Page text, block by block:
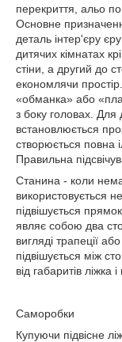
перекриття, альо
Основне
деталь інтер'єру
дитячих кімнатах
стіни, а другий до
економлячи
«обманка» або
з боку головах. Для
встановлюється
створюється повна
Правильна
Станина - коли
використовується
підвішується
являє собою два
вигляді трапеції
підвішується між
від габаритів ліжка
Саморобки
Купуючи підвісне